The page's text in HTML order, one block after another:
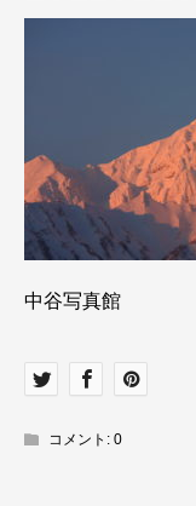
中谷写真館
コメント: 0